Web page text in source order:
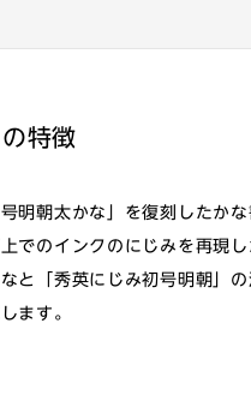
特徴
明朝太かな」を復刻したか
でのインクのにじみを再現
と「秀英にじみ初号明朝」
ます。